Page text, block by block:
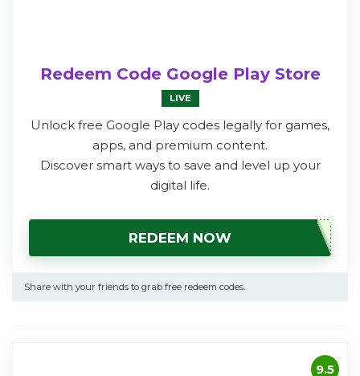
Redeem Code Google Play Store
LIVE
Unlock free Google Play codes legally for games,
apps, and premium content.
Discover smart ways to save and level up your
digital life.
REDEEM NOW
Share with your friends to grab free redeem codes.
9.5